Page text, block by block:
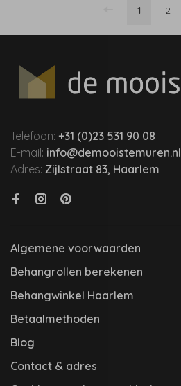
1 2
Telefoon: +31 (0)23 531 90 08
E-mail: info@demooistemuren.nl
Adres: Zijlstraat 83, Haarlem
Algemene voorwaarden
Behangrollen berekenen
Behangwinkel Haarlem
Betaalmethoden
Blog
Contact & adres